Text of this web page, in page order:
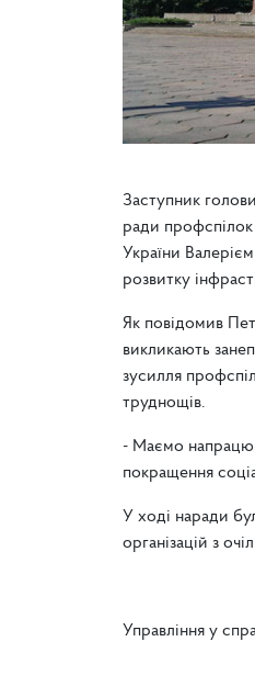
Заступник
ради профспілок
України
розвитку
Як повідомив
викликають
зусилля
труднощів.
- Маємо
покращення
У ході наради
організацій з
Управління у